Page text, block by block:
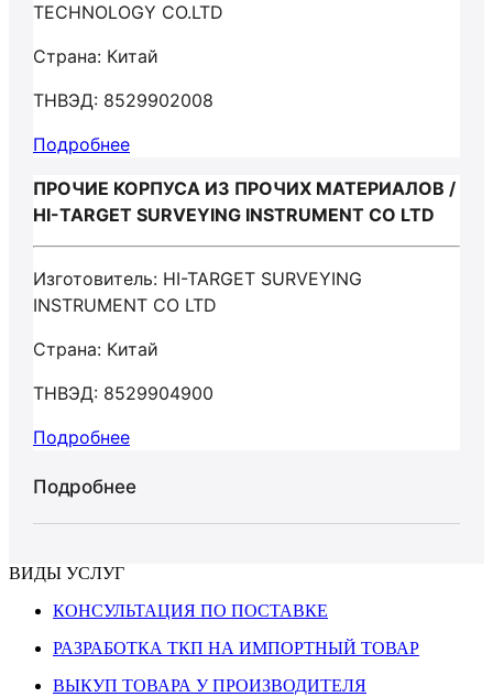
TECHNOLOGY CO.LTD
Страна: Китай
ТНВЭД: 8529902008
Подробнее
ПРОЧИЕ КОРПУСА ИЗ ПРОЧИХ МАТЕРИАЛОВ /
HI-TARGET SURVEYING INSTRUMENT CO LTD
Изготовитель: HI-TARGET SURVEYING
INSTRUMENT CO LTD
Страна: Китай
ТНВЭД: 8529904900
Подробнее
Подробнее
ВИДЫ УСЛУГ
КОНСУЛЬТАЦИЯ ПО ПОСТАВКЕ
РАЗРАБОТКА ТКП НА ИМПОРТНЫЙ ТОВАР
ВЫКУП ТОВАРА У ПРОИЗВОДИТЕЛЯ